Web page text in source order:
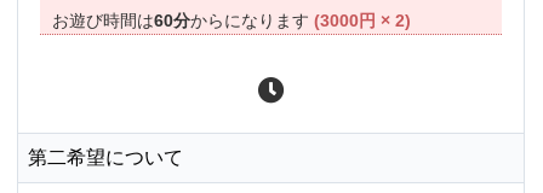
お遊び時間は60分からになります(3000円 × 2)
第二希望について